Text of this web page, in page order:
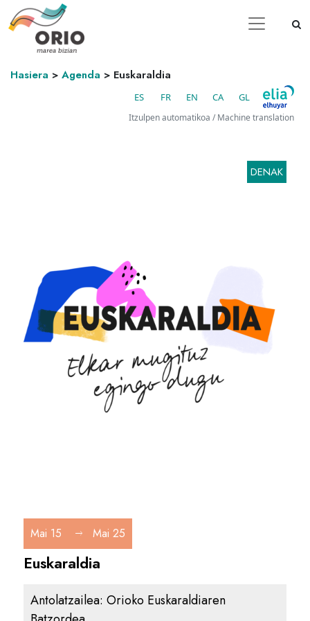
Hasiera > Agenda > Euskaraldia
ES FR EN CA GL
Itzulpen automatikoa / Machine translation
DENAK
Mai 15 Mai 25
Euskaraldia
Antolatzailea:Orioko Euskaraldiaren